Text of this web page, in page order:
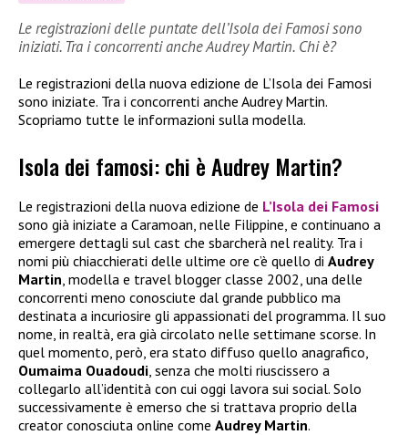
Le registrazioni delle puntate dell’Isola dei Famosi sono
iniziati. Tra i concorrenti anche Audrey Martin. Chi è?
Le registrazioni della nuova edizione de L’Isola dei Famosi
sono iniziate. Tra i concorrenti anche Audrey Martin.
Scopriamo tutte le informazioni sulla modella.
Isola dei famosi: chi è Audrey Martin?
Le registrazioni della nuova edizione de L’Isola dei Famosi
sono già iniziate a Caramoan, nelle Filippine, e continuano a
emergere dettagli sul cast che sbarcherà nel reality. Tra i
nomi più chiacchierati delle ultime ore c’è quello di Audrey
Martin , modella e travel blogger classe 2002, una delle
concorrenti meno conosciute dal grande pubblico ma
destinata a incuriosire gli appassionati del programma. Il suo
nome, in realtà, era già circolato nelle settimane scorse. In
quel momento, però, era stato diffuso quello anagrafico,
Oumaima Ouadoudi , senza che molti riuscissero a
collegarlo all’identità con cui oggi lavora sui social. Solo
successivamente è emerso che si trattava proprio della
creator conosciuta online come Audrey Martin.